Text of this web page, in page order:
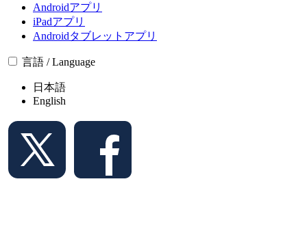
Androidアプリ
iPadアプリ
Androidタブレットアプリ
言語 / Language
日本語
English